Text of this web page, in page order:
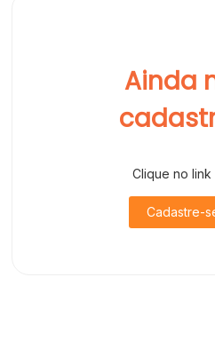
Ainda
Clique no
Cadastre-